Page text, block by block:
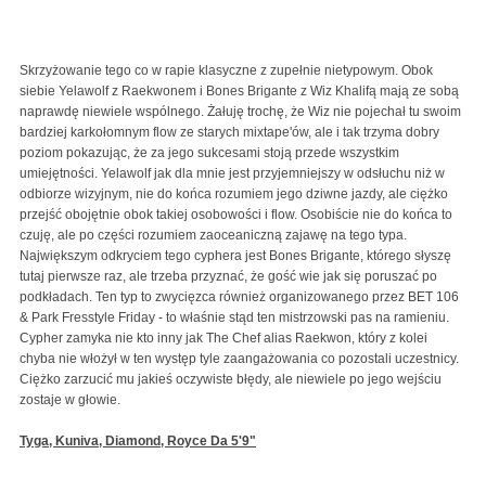
Skrzyżowanie tego co w rapie klasyczne z zupełnie nietypowym. Obok
siebie Yelawolf z Raekwonem i Bones Brigante z Wiz Khalifą mają ze sobą
naprawdę niewiele wspólnego. Żałuję trochę, że Wiz nie pojechał tu swoim
bardziej karkołomnym flow ze starych mixtape'ów, ale i tak trzyma dobry
poziom pokazując, że za jego sukcesami stoją przede wszystkim
umiejętności. Yelawolf jak dla mnie jest przyjemniejszy w odsłuchu niż w
odbiorze wizyjnym, nie do końca rozumiem jego dziwne jazdy, ale ciężko
przejść obojętnie obok takiej osobowości i flow. Osobiście nie do końca to
czuję, ale po części rozumiem zaoceaniczną zajawę na tego typa.
Największym odkryciem tego cyphera jest Bones Brigante, którego słyszę
tutaj pierwsze raz, ale trzeba przyznać, że gość wie jak się poruszać po
podkładach. Ten typ to zwycięzca również organizowanego przez BET 106
& Park Fresstyle Friday - to właśnie stąd ten mistrzowski pas na ramieniu.
Cypher zamyka nie kto inny jak The Chef alias Raekwon, który z kolei
chyba nie włożył w ten występ tyle zaangażowania co pozostali uczestnicy.
Ciężko zarzucić mu jakieś oczywiste błędy, ale niewiele po jego wejściu
zostaje w głowie.
Tyga, Kuniva, Diamond, Royce Da 5'9"